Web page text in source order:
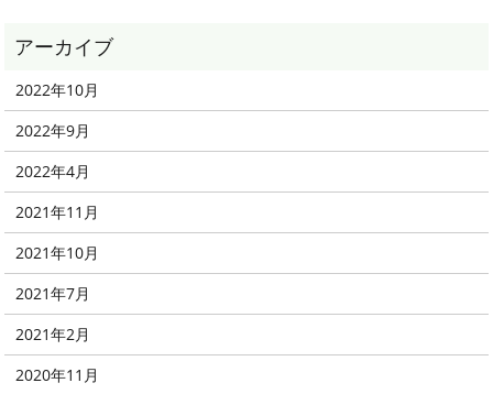
2022年10月
2022年9月
2022年4月
2021年11月
2021年10月
2021年7月
2021年2月
2020年11月